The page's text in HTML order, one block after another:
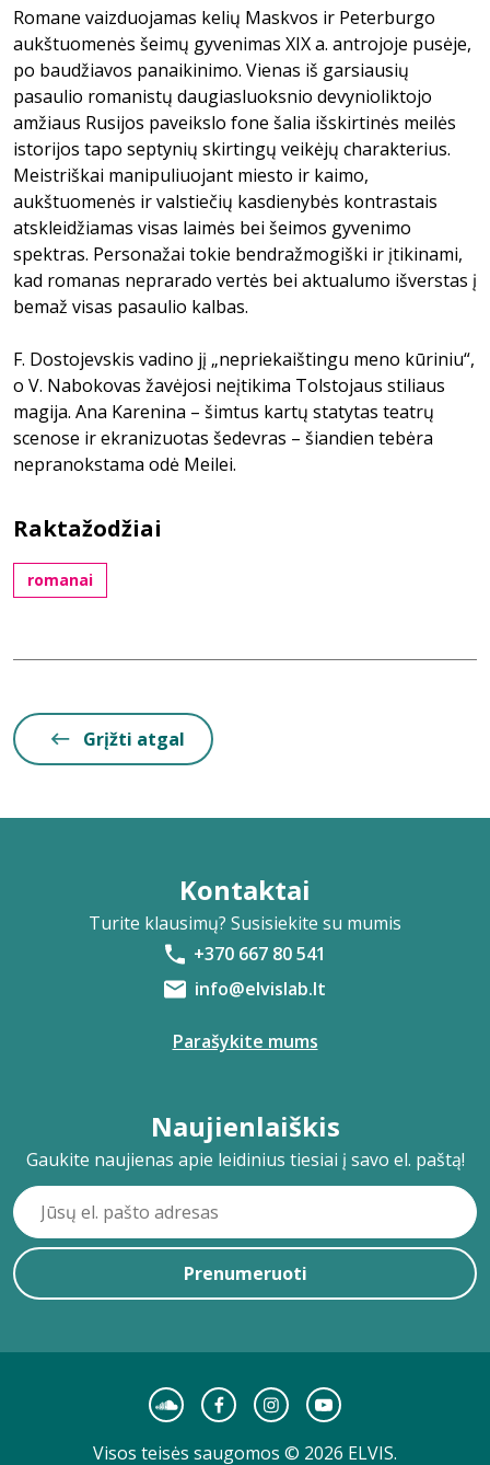
Romane vaizduojamas kelių Maskvos ir Peterburgo
aukštuomenės šeimų gyvenimas XIX a. antrojoje pusėje,
po baudžiavos panaikinimo. Vienas iš garsiausių
pasaulio romanistų daugiasluoksnio devynioliktojo
amžiaus Rusijos paveikslo fone šalia išskirtinės meilės
istorijos tapo septynių skirtingų veikėjų charakterius.
Meistriškai manipuliuojant miesto ir kaimo,
aukštuomenės ir valstiečių kasdienybės kontrastais
atskleidžiamas visas laimės bei šeimos gyvenimo
spektras. Personažai tokie bendražmogiški ir įtikinami,
kad romanas neprarado vertės bei aktualumo išverstas į
bemaž visas pasaulio kalbas.
F. Dostojevskis vadino jį „nepriekaištingu meno kūriniu“,
o V. Nabokovas žavėjosi neįtikima Tolstojaus stiliaus
magija. Ana Karenina – šimtus kartų statytas teatrų
scenose ir ekranizuotas šedevras – šiandien tebėra
nepranokstama odė Meilei.
Raktažodžiai
romanai
Grįžti atgal
Kontaktai
Turite klausimų? Susisiekite su mumis
+370 667 80 541
info@elvislab.lt
Parašykite mums
Naujienlaiškis
Gaukite naujienas apie leidinius tiesiai į savo el. paštą!
Prenumeruoti
Visos teisės saugomos © 2026 ELVIS.